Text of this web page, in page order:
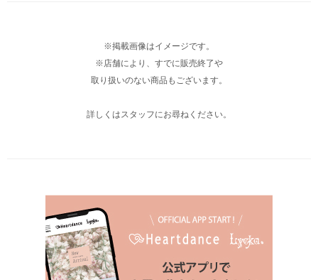
※掲載画像はイメージです。
※店舗により、すでに販売終了や
取り扱いのない商品もございます。
詳しくはスタッフにお尋ねください。